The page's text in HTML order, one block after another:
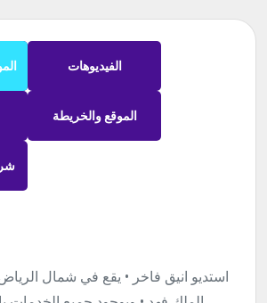
الفيديوهات
الموقع والخريطة
استديو انيق فاخر • يقع في شمال